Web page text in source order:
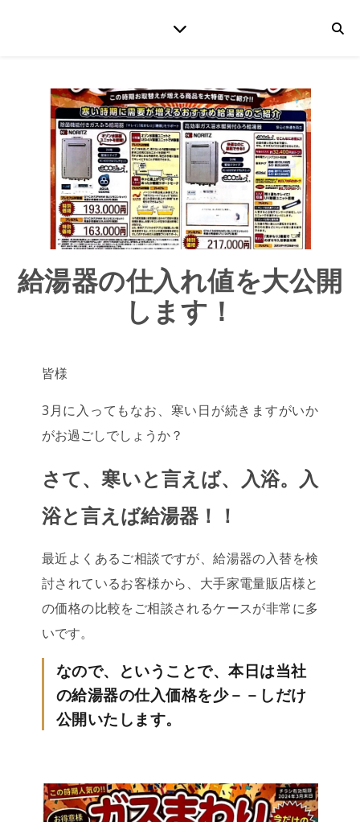
給湯器の仕入れ値を大公開
します！
皆様
3月に入ってもなお、寒い日が続きますがいか
がお過ごしでしょうか？
さて、寒いと言えば、入浴。入
浴と言えば給湯器！！
最近よくあるご相談ですが、給湯器の入替を検
討されているお客様から、大手家電量販店様と
の価格の比較をご相談されるケースが非常に多
いです。
なので、ということで、本日は当社
の給湯器の仕入価格を少－－しだけ
公開いたします。